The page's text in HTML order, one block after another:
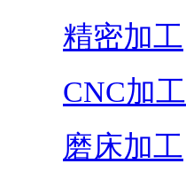
精密加工
CNC加工
磨床加工